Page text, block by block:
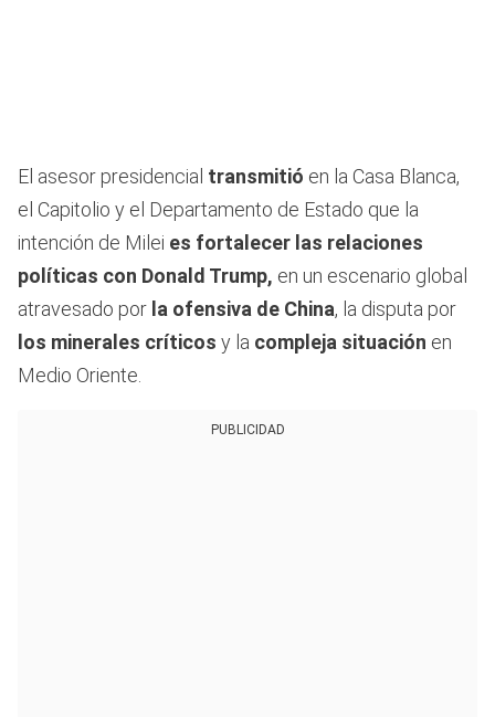
El asesor presidencial transmitió en la Casa Blanca,
el Capitolio y el Departamento de Estado que la
intención de Milei es fortalecer las relaciones
políticas con Donald Trump, en un escenario global
atravesado por la ofensiva de China, la disputa por
los minerales críticos y la compleja situación en
Medio Oriente.
PUBLICIDAD